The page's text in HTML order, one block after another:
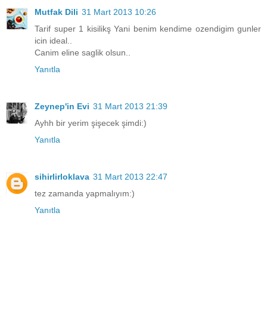
Mutfak Dili 31 Mart 2013 10:26
Tarif super 1 kisilikş Yani benim kendime ozendigim gunler
icin ideal..
Canim eline saglik olsun..
Yanıtla
Zeynep'in Evi 31 Mart 2013 21:39
Ayhh bir yerim şişecek şimdi:)
Yanıtla
sihirlirloklava 31 Mart 2013 22:47
tez zamanda yapmalıyım:)
Yanıtla